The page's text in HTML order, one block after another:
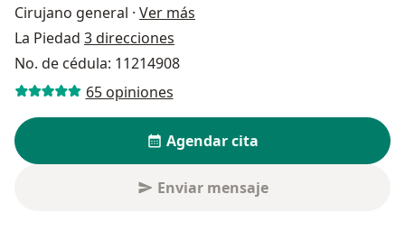
Cirujano general · Ver más
La Piedad 3 direcciones
No. de cédula: 11214908
65 opiniones
Agendar cita
Enviar mensaje